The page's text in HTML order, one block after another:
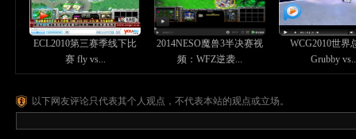
ECL2010第三赛季线下比
赛 fly vs...
2014NESO魔兽3半决赛视
频：WFZ逆袭...
WCG2010世界
Grubby
以下网友评论只代表其个人观点，不代表本站的观点或立场。